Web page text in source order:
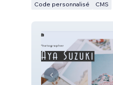
Code personnalisé CMS